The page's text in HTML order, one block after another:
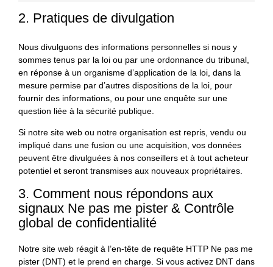
2. Pratiques de divulgation
Nous divulguons des informations personnelles si nous y
sommes tenus par la loi ou par une ordonnance du tribunal,
en réponse à un organisme d’application de la loi, dans la
mesure permise par d’autres dispositions de la loi, pour
fournir des informations, ou pour une enquête sur une
question liée à la sécurité publique.
Si notre site web ou notre organisation est repris, vendu ou
impliqué dans une fusion ou une acquisition, vos données
peuvent être divulguées à nos conseillers et à tout acheteur
potentiel et seront transmises aux nouveaux propriétaires.
3. Comment nous répondons aux
signaux Ne pas me pister & Contrôle
global de confidentialité
Notre site web réagit à l’en-tête de requête HTTP Ne pas me
pister (DNT) et le prend en charge. Si vous activez DNT dans